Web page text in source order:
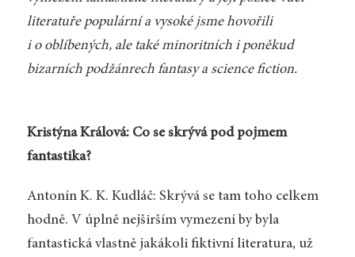
literatuře populární a vysoké jsme hovořili
i o oblíbených, ale také minoritních i poněkud
bizarních podžánrech fantasy a science fiction.
Kristýna Králová: Co se skrývá pod pojmem
fantastika?
Antonín K. K. Kudláč: Skrývá se tam toho celkem
hodně. V úplně nejširším vymezení by byla
fantastická vlastně jakákoli fiktivní literatura, už